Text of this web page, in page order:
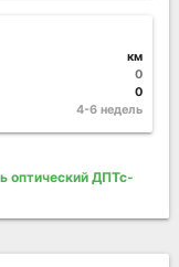
км
0
0
4-6 недель
оптический ДПТс-